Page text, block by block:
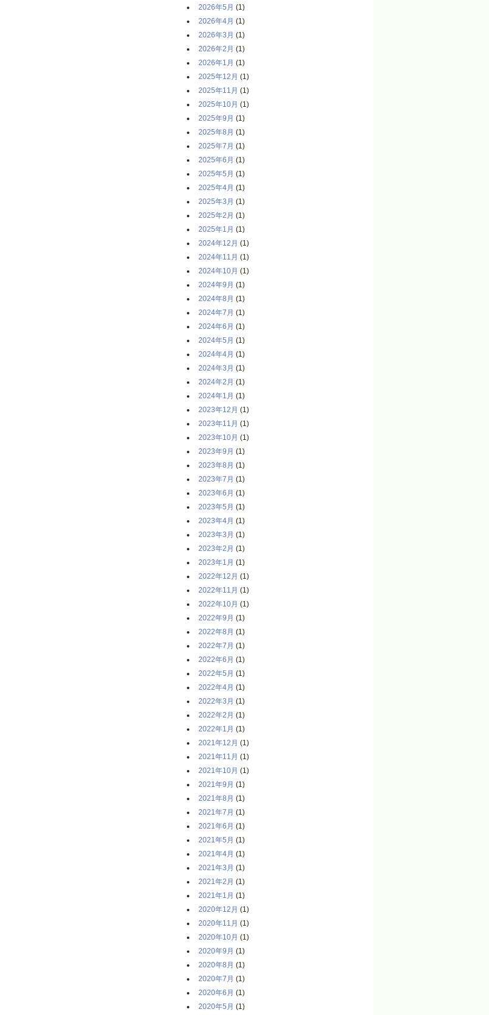
2026年5月 (1)
2026年4月 (1)
2026年3月 (1)
2026年2月 (1)
2026年1月 (1)
2025年12月 (1)
2025年11月 (1)
2025年10月 (1)
2025年9月 (1)
2025年8月 (1)
2025年7月 (1)
2025年6月 (1)
2025年5月 (1)
2025年4月 (1)
2025年3月 (1)
2025年2月 (1)
2025年1月 (1)
2024年12月 (1)
2024年11月 (1)
2024年10月 (1)
2024年9月 (1)
2024年8月 (1)
2024年7月 (1)
2024年6月 (1)
2024年5月 (1)
2024年4月 (1)
2024年3月 (1)
2024年2月 (1)
2024年1月 (1)
2023年12月 (1)
2023年11月 (1)
2023年10月 (1)
2023年9月 (1)
2023年8月 (1)
2023年7月 (1)
2023年6月 (1)
2023年5月 (1)
2023年4月 (1)
2023年3月 (1)
2023年2月 (1)
2023年1月 (1)
2022年12月 (1)
2022年11月 (1)
2022年10月 (1)
2022年9月 (1)
2022年8月 (1)
2022年7月 (1)
2022年6月 (1)
2022年5月 (1)
2022年4月 (1)
2022年3月 (1)
2022年2月 (1)
2022年1月 (1)
2021年12月 (1)
2021年11月 (1)
2021年10月 (1)
2021年9月 (1)
2021年8月 (1)
2021年7月 (1)
2021年6月 (1)
2021年5月 (1)
2021年4月 (1)
2021年3月 (1)
2021年2月 (1)
2021年1月 (1)
2020年12月 (1)
2020年11月 (1)
2020年10月 (1)
2020年9月 (1)
2020年8月 (1)
2020年7月 (1)
2020年6月 (1)
2020年5月 (1)